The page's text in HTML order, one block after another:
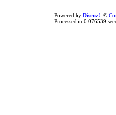
Powered by Discuz! ©
Processed in 0.076539